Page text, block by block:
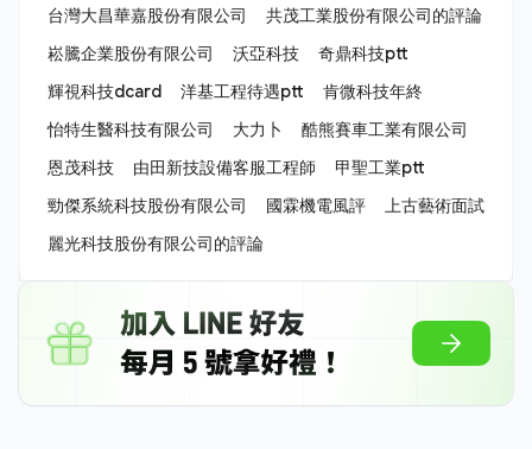
台灣大昌華嘉股份有限公司
共茂工業股份有限公司的評論
崧騰企業股份有限公司
沃亞科技
奇鼎科技ptt
輝視科技dcard
洋基工程待遇ptt
肯微科技年終
怡特生醫科技有限公司
大力卜
酷熊賽車工業有限公司
恩茂科技
由田新技設備客服工程師
甲聖工業ptt
勁傑系統科技股份有限公司
國霖機電風評
上古藝術面試
麗光科技股份有限公司的評論